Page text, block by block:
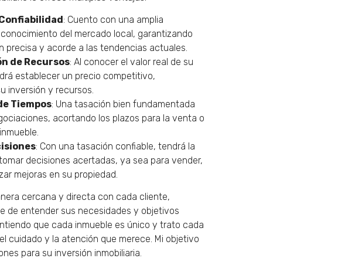
: Cuento con una amplia
del mercado local, garantizando
precisa y acorde a las tendencias actuales.
de Recursos: Al conocer el valor real de su
establecer un precio competitivo,
inversión y recursos.
Tiempos: Una tasación bien fundamentada
acortando los plazos para la venta o
: Con una tasación confiable, tendrá la
decisiones acertadas, ya sea para vender,
mejoras en su propiedad.
cercana y directa con cada cliente,
de entender sus necesidades y objetivos
que cada inmueble es único y trato cada
cuidado y la atención que merece. Mi objetivo
para su inversión inmobiliaria.